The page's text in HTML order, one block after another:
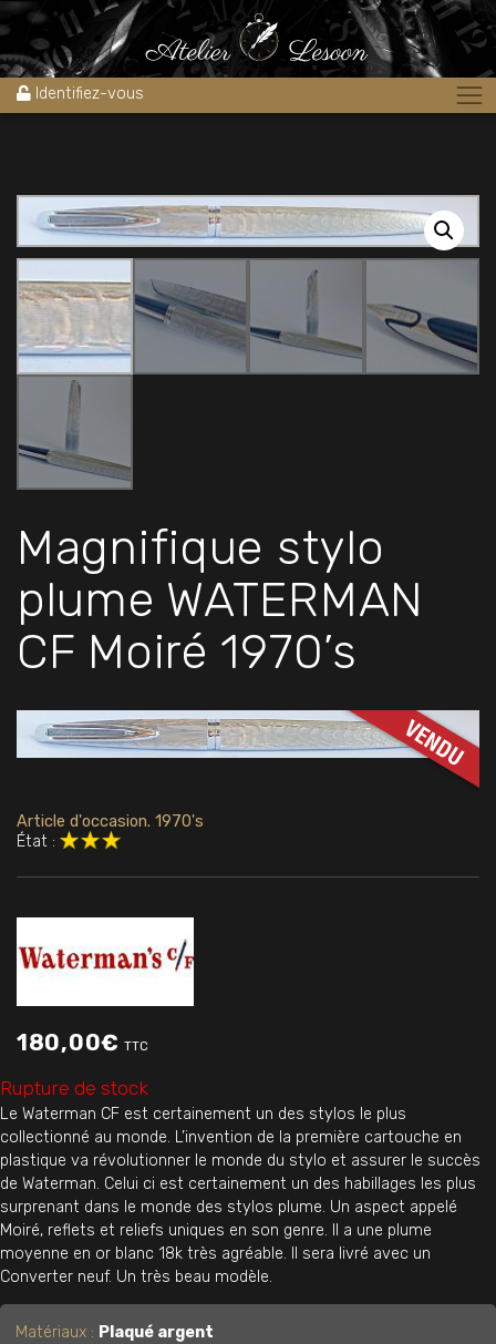
Identifiez-vous
Accueil » Boutique Stylos » Stylos plume
Magnifique stylo plume
WATERMAN CF Moiré 1970’s
Magnifique stylo
plume WATERMAN
CF Moiré 1970’s
Article d'occasion. 1970's
État :
180,00€ TTC
Rupture de stock
Le Waterman CF est certainement un des stylos le plus
collectionné au monde. L’invention de la première cartouche en
plastique va révolutionner le monde du stylo et assurer le succès
de Waterman. Celui ci est certainement un des habillages les plus
surprenant dans le monde des stylos plume. Un aspect appelé
Moiré, reflets et reliefs uniques en son genre. Il a une plume
moyenne en or blanc 18k très agréable. Il sera livré avec un
Converter neuf. Un très beau modèle.
Matériaux : Plaqué argent